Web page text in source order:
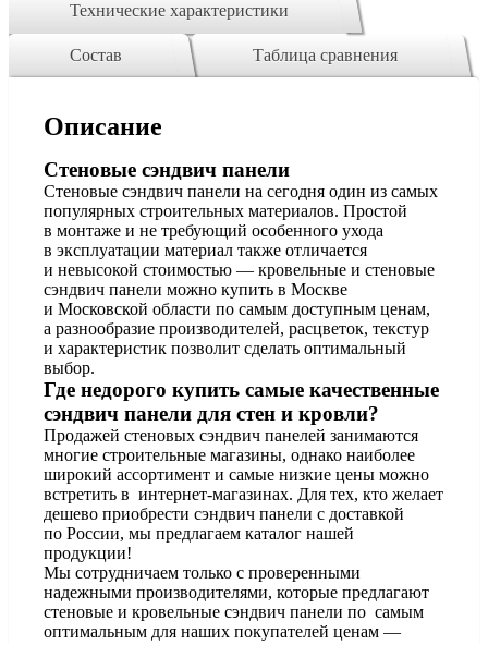
Технические характеристики
Состав Таблица сравнения
Описание
Стеновые сэндвич панели
Стеновые сэндвич панели на сегодня один из самых
популярных строительных материалов. Простой
в монтаже и не требующий особенного ухода
в эксплуатации материал также отличается
и невысокой стоимостью — кровельные и стеновые
сэндвич панели можно купить в Москве
и Московской области по самым доступным ценам,
а разнообразие производителей, расцветок, текстур
и характеристик позволит сделать оптимальный
выбор.
Где недорого купить самые качественные
сэндвич панели для стен и кровли?
Продажей стеновых сэндвич панелей занимаются
многие строительные магазины, однако наиболее
широкий ассортимент и самые низкие цены можно
встретить в интернет-магазинах. Для тех, кто желает
дешево приобрести сэндвич панели с доставкой
по России, мы предлагаем каталог нашей
продукции!
Мы сотрудничаем только с проверенными
надежными производителями, которые предлагают
стеновые и кровельные сэндвич панели по самым
оптимальным для наших покупателей ценам —